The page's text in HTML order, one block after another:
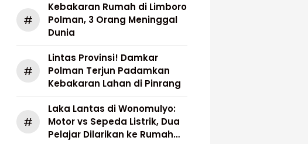
#
Kebakaran Rumah di Limboro
Polman, 3 Orang Meninggal
Dunia
#
Lintas Provinsi! Damkar
Polman Terjun Padamkan
Kebakaran Lahan di Pinrang
#
Laka Lantas di Wonomulyo:
Motor vs Sepeda Listrik, Dua
Pelajar Dilarikan ke Rumah